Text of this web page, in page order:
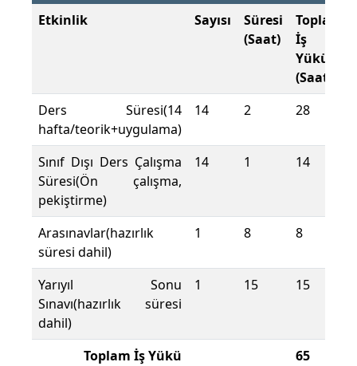
Etkinlik Sayısı
Süresi
(Saat)
Toplam
İş
Yükü
(Saat)
Ders Süresi(14
hafta/teorik+uygulama)
14 2 28
Sınıf Dışı Ders Çalışma
Süresi(Ön çalışma,
pekiştirme)
14 1 14
Arasınavlar(hazırlık
süresi dahil)
1 8 8
Yarıyıl Sonu
Sınavı(hazırlık süresi
dahil)
1 15 15
Toplam İş Yükü 65